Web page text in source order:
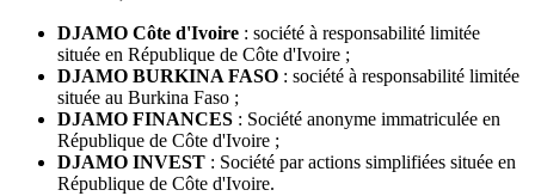
DJAMO Côte d'Ivoire : société à responsabilité limitée
située en République de Côte d'Ivoire ;
DJAMO BURKINA FASO : société à responsabilité limitée
située au Burkina Faso ;
DJAMO FINANCES : Société anonyme immatriculée en
République de Côte d'Ivoire ;
DJAMO INVEST : Société par actions simplifiées située en
République de Côte d'Ivoire.